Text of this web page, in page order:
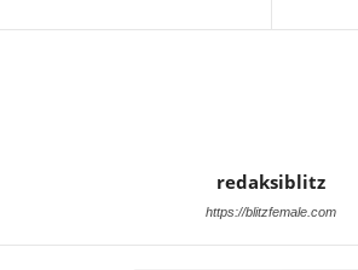
redaksiblitz
https://blitzfemale.com